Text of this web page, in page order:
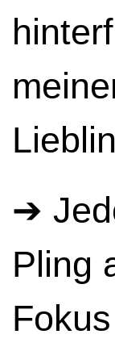
➔
Pling